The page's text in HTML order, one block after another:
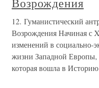
12. Гуманистический
Возрождения Начиная с
изменений в социально-
жизни Западной Европы,
которая вошла в